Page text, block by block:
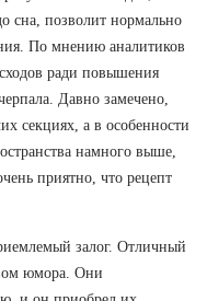
сна, позволит нормально
По мнению аналитиков
ради повышения
Давно замечено,
секциях, а в особенности
намного выше,
приятно, что рецепт
залог. Отличный
юмора. Они